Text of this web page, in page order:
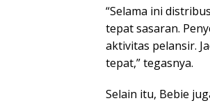
“Selama ini
tepat sasaran.
aktivitas pelansir.
tepat,” tegasnya.
Selain itu, Bebie